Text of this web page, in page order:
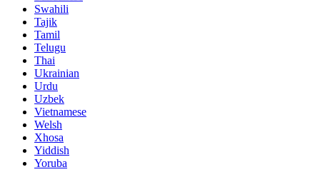
Swahili
Tajik
Tamil
Telugu
Thai
Ukrainian
Urdu
Uzbek
Vietnamese
Welsh
Xhosa
Yiddish
Yoruba